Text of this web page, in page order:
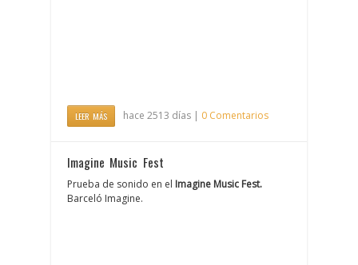
LEER MÁS hace 2513 días | 0 Comentarios
Imagine Music Fest
Prueba de sonido en el Imagine Music Fest.
Barceló Imagine.